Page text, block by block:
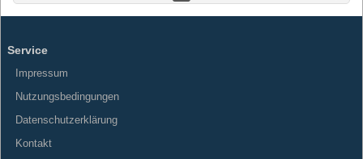
Service
Impressum
Nutzungsbedingungen
Datenschutzerklärung
Kontakt